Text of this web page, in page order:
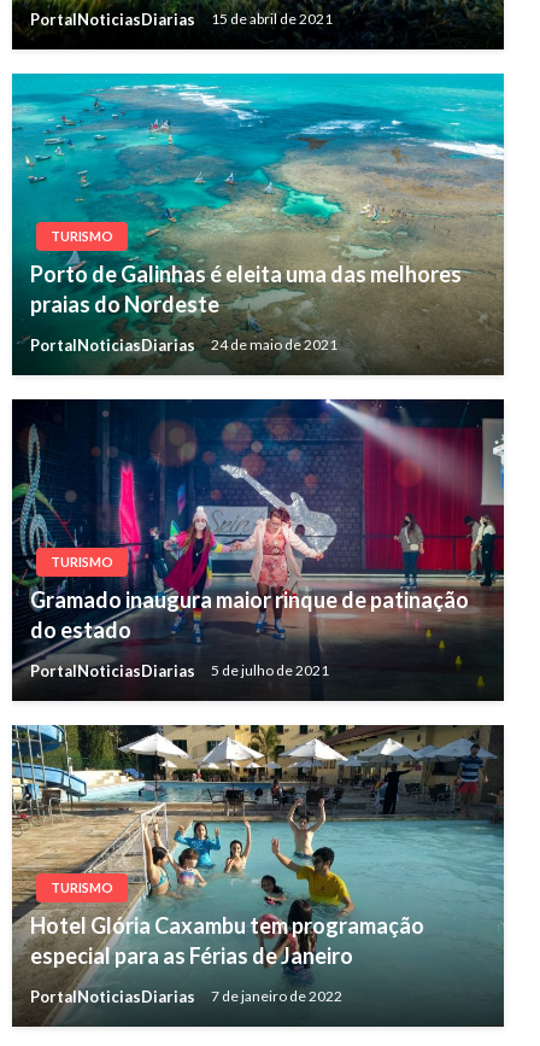
PortalNoticiasDiarias 15 de abril de 2021
TURISMO
Porto de Galinhas é eleita uma das melhores
praias do Nordeste
PortalNoticiasDiarias 24 de maio de 2021
TURISMO
Gramado inaugura maior rinque de patinação
do estado
PortalNoticiasDiarias 5 de julho de 2021
TURISMO
Hotel Glória Caxambu tem programação
especial para as Férias de Janeiro
PortalNoticiasDiarias 7 de janeiro de 2022